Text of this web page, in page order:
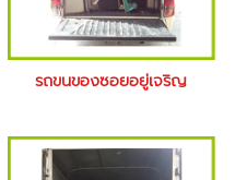
รถขนของซอยอยู่เจริญ